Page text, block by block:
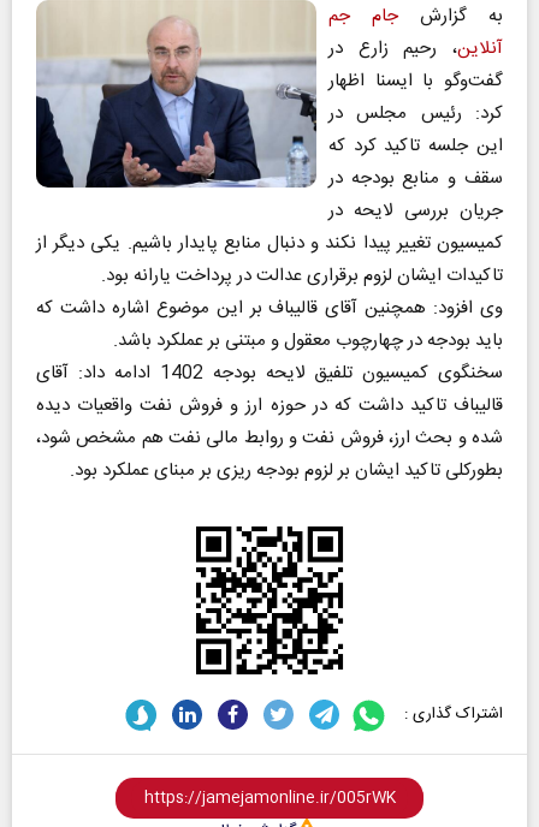
به گزارشجام جم
آنلاین، رحیم زارع در
گفت‌وگو با ایسنا اظهار
کرد: رئیس مجلس در
این جلسه تاکید کرد که
سقف و منابع بودجه در
جریان بررسی لایحه در
کمیسیون تغییر پیدا نکند و دنبال منابع پایدار باشیم. یکی دیگر از
تاکیدات ایشان لزوم برقراری عدالت در پرداخت یارانه بود.
وی افزود: همچنین آقای قالیباف بر این موضوع اشاره داشت که
باید بودجه در چهارچوب معقول و مبتنی بر عملکرد باشد.
سخنگوی کمیسیون تلفیق لایحه بودجه 1402 ادامه داد: آقای
قالیباف تاکید داشت که در حوزه ارز و فروش نفت واقعیات دیده
شده و بحث ارز، فروش نفت و روابط مالی نفت هم مشخص شود،
بطورکلی تاکید ایشان بر لزوم بودجه ریزی بر مبنای عملکرد بود.
اشتراک گذاری :